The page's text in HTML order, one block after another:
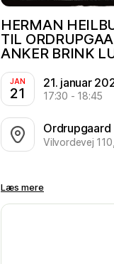
HERMAN
TIL
ANKER BRINK
JAN
21
21. januar
17:30 - 18:45
Ordrupgaard
Vilvordevej
Læs mere